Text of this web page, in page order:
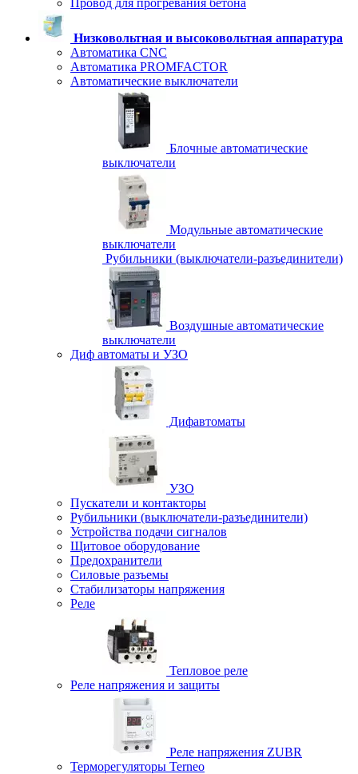
Провод для прогревания бетона
Низковольтная и высоковольтная аппаратура
Автоматика CNC
Автоматика PROMFACTOR
Автоматические выключатели
Блочные автоматические
выключатели
Модульные автоматические
выключатели
Рубильники (выключатели-разъединители)
Воздушные автоматические
выключатели
Диф автоматы и УЗО
Дифавтоматы
УЗО
Пускатели и контакторы
Рубильники (выключатели-разъединители)
Устройства подачи сигналов
Щитовое оборудование
Предохранители
Силовые разъемы
Стабилизаторы напряжения
Реле
Тепловое реле
Реле напряжения и защиты
Реле напряжения ZUBR
Терморегуляторы Terneo